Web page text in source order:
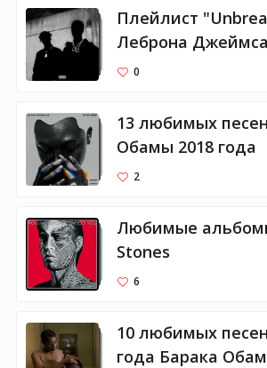
Плейлист
Леброна Джеймса
0
13 любимых
Обамы 2018 года
2
Любимые
Stones
6
10 любимых
года Барака